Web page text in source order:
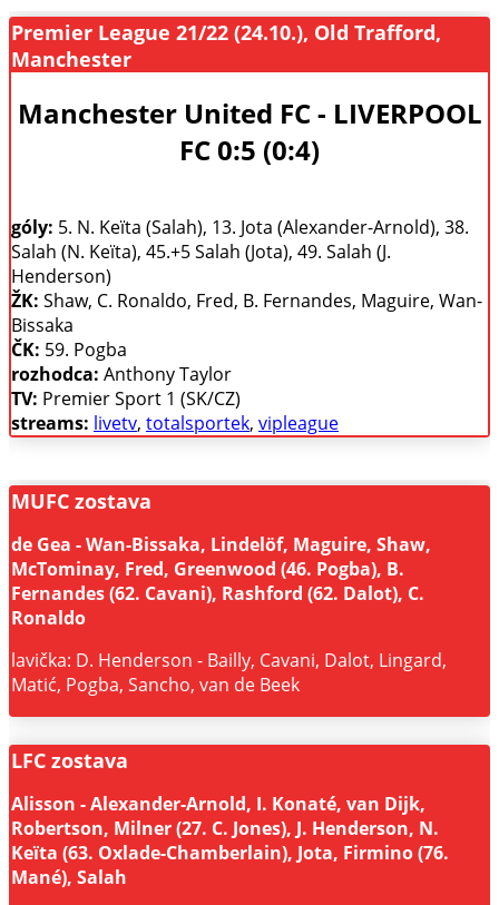
Premier League 21/22 (24.10.), Old Trafford,
Manchester
Manchester United FC - LIVERPOOL
FC 0:5 (0:4)
góly: 5. N. Keïta (Salah), 13. Jota (Alexander-Arnold), 38.
Salah (N. Keïta), 45.+5 Salah (Jota), 49. Salah (J.
Henderson)
ŽK: Shaw, C. Ronaldo, Fred, B. Fernandes, Maguire, Wan-
Bissaka
ČK: 59. Pogba
rozhodca: Anthony Taylor
TV: Premier Sport 1 (SK/CZ)
streams: livetv, totalsportek, vipleague
MUFC zostava
de Gea - Wan-Bissaka, Lindelöf, Maguire, Shaw,
McTominay, Fred, Greenwood (46. Pogba), B.
Fernandes (62. Cavani), Rashford (62. Dalot), C.
Ronaldo
lavička: D. Henderson - Bailly, Cavani, Dalot, Lingard,
Matić, Pogba, Sancho, van de Beek
LFC zostava
Alisson - Alexander-Arnold, I. Konaté, van Dijk,
Robertson, Milner (27. C. Jones), J. Henderson, N.
Keïta (63. Oxlade-Chamberlain), Jota, Firmino (76.
Mané), Salah